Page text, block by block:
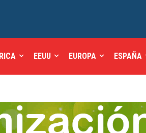
EEUU EUROPA ESPAÑA